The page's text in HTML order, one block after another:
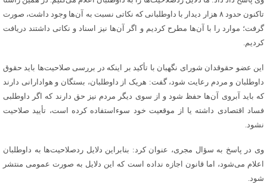
تاکنون حدود ۸ هزار دیدار با داوطلبانی که نکاتی نسبت به آن‌ها وجود داشت، صورت
گرفت؛ موارد را با آن‌ها مطرح کردیم و اگر آن‌ها نیز اسناد و نکاتی داشتند دریافت
کردیم.
این عضو حقوقدان شورای نگهبان با تأکید بر اینکه در بررسی صلاحیت‌ها باید حقوق
داوطلبان و مردم رعایت شود، گفت: هریک از داوطلبان، بستگان و هوادارانی دارند
که باید آبروی آن‌ها حفظ شود و از سوی دیگر مردم نیز حق دارند که اگر داوطلبی
فساد اقتصادی داشته یا از موقعیت خود سوءاستفاده کرده است، تأیید صلاحیت
نشود.
وی در پاسخ به سؤال مجری، عنوان کرد: بنابراین دلایل ردصلاحیت‌ها به داوطلبان
اعلام می‌شود، اما قانون اجازه نداده است که این دلایل به صورت عمومی منتشر
شود.